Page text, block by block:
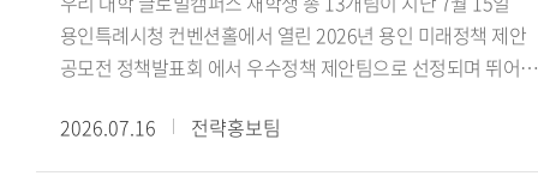
수료했더라고요. 활동하면서 강의실에서 이론으로만 접하던
내용을 현장에서 몸소 겪고, 낯설고 어색한 순간도 많았습니다.
그럼에도 해외에 나가 바이어들과 직접 상담을 하고 억 단위 큰
규모의 거래를 협상하고 계약을 완료한 경험은 정말 큰 도움이
용인특례시청 컨벤션홀에서 열린 2026년 용인 미래정책 제안
공모전 정책발표회 에서 우수정책 제안팀으로 선정되며 뛰어난
용인특례시가 주최한 이번 공모전은 미래사회의 주역인
청년들의 창의적인 아이디어를 발굴하고 이를 용인시의 미래
2026.07.16 전략홍보팀